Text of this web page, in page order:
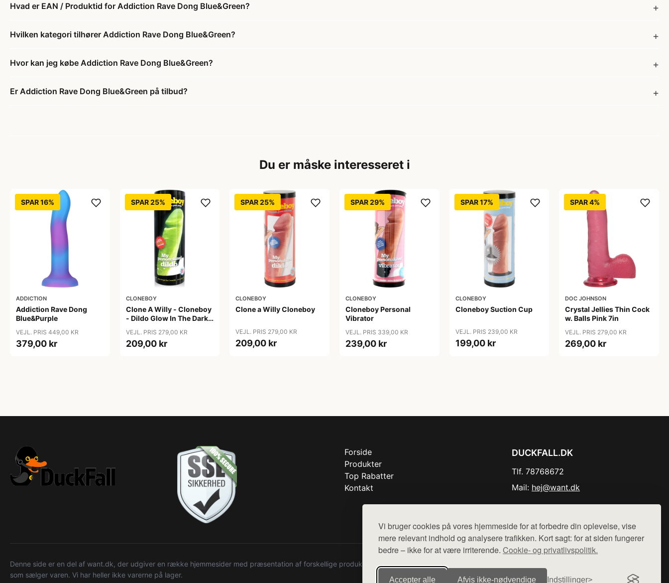
Vi bruger cookies på vores hjemmeside for at forbedre din oplevelse, vise
mere relevant indhold og analysere trafikken. Kort sagt: for at siden fungerer
bedre – ikke for at være irriterende. Cookie- og privatlivspolitik.
Accepter alle Afvis ikke‑nødvendige Indstillinger
Hvad er EAN / Produktid for Addiction Rave Dong Blue&Green?
Hvilken kategori tilhører Addiction Rave Dong Blue&Green?
Hvor kan jeg købe Addiction Rave Dong Blue&Green?
Er Addiction Rave Dong Blue&Green på tilbud?
Du er måske interesseret i
SPAR 16%
ADDICTION
Addiction Rave Dong
Blue&Purple
VEJL. PRIS 449,00 KR
379,00 kr
SPAR 25%
CLONEBOY
Clone A Willy - Cloneboy
- Dildo Glow In The Dark
VEJL. PRIS 279,00 KR
209,00 kr
SPAR 25%
CLONEBOY
Clone a Willy Cloneboy
VEJL. PRIS 279,00 KR
209,00 kr
SPAR 29%
CLONEBOY
Cloneboy Personal
Vibrator
VEJL. PRIS 339,00 KR
239,00 kr
SPAR 17%
CLONEBOY
Cloneboy Suction Cup
VEJL. PRIS 239,00 KR
199,00 kr
SPAR 4%
DOC JOHNSON
Crystal Jellies Thin Cock
w. Balls Pink 7in
VEJL. PRIS 279,00 KR
269,00 kr
Forside
Produkter
Top Rabatter
Kontakt
DUCKFALL.DK
Tlf. 78768672
Mail: hej@want.dk
Denne side er en del af want.dk, der udgiver en række hjemmesider med præsentation af forskellige produkter fra diverse webshops. Der sælges ikke varer fra denne side - vi henviser til de shops,
som sælger varen. Vi har heller ikke varerne på lager.